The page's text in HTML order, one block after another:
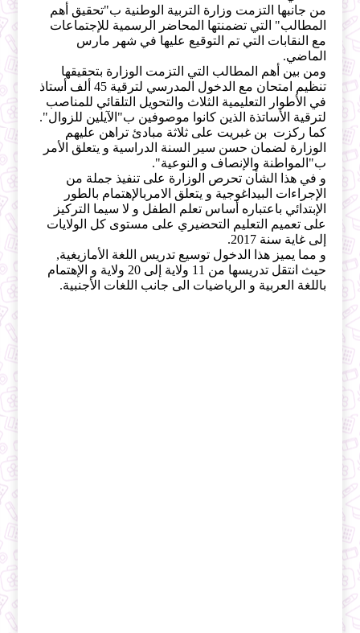
من جانبها التزمت وزارة التربية الوطنية ب"تحقيق أهم
المطالب" التي تضمنتها المحاضر الرسمية للإجتماعات
مع النقابات التي تم التوقيع عليها في شهر مارس
الماضي.
ومن بين أهم المطالب التي التزمت الوزارة بتحقيقها
تنظيم امتحان مع الدخول المدرسي لترقية 45 ألف أستاذ
في الأطوار التعليمية الثلاث والتحويل التلقائي للمناصب
لترقية الأساتذة الذين كانوا موصوفين ب"الآيلين للزوال".
كما ركزت بن غبريت على ثلاثة مبادئ تراهن عليهم
الوزارة لضمان حسن سير السنة الدراسية و يتعلق الأمر
ب"المواطنة والإنصاف و النوعية".
و في هذا الشأن تحرص الوزارة على تنفيذ جملة من
الإجراءات البيداغوجية و يتعلق الامربالإهتمام بالطور
الإبتدائي باعتباره أساس تعلم الطفل و لا سيما التركيز
على تعميم التعليم التحضيري على مستوى كل الولايات
إلى غاية سنة 2017.
و مما يميز هذا الدخول توسيع تدريس اللغة الأمازيغية,
حيث انتقل تدريسها من 11 ولاية إلى 20 ولاية و الإهتمام
باللغة العربية و الرياضيات الى جانب اللغات الأجنبية.